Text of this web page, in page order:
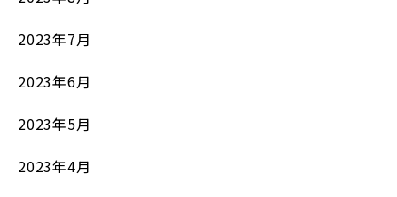
2023年7月
2023年6月
2023年5月
2023年4月